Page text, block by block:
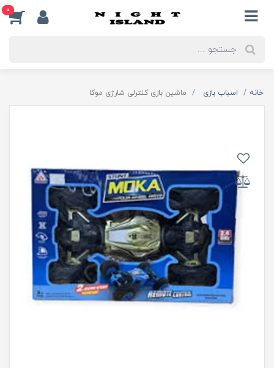
0
خانه اسباب بازی ماشین بازی کنترلی شارژی موکا